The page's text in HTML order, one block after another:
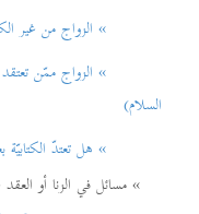
» الزواج من غير
» الزواج ممّن تعتقد
السلام)
» هل تعتدّ الكتابيّة
» مسائل في الزنا أو العقد